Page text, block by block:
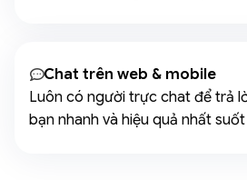
Chat trên web & mobile
Luôn có người trực chat để trả
bạn nhanh và hiệu quả nhất